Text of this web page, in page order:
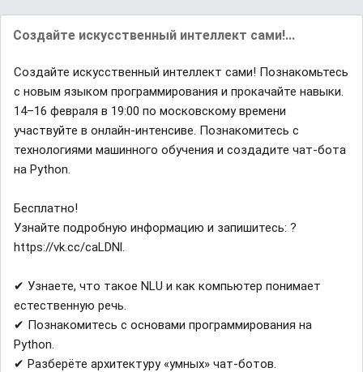
Создайте искусственный интеллект сами!...
Создайте искусственный интеллект сами! Познакомьтесь
с новым языком программирования и прокачайте навыки.
14–16 февраля в 19:00 по московскому времени
участвуйте в онлайн-интенсиве. Познакомитесь с
технологиями машинного обучения и создадите чат-бота
на Python.
Бесплатно!
Узнайте подробную информацию и запишитесь: ?
https://vk.cc/caLDNl.
✔ Узнаете, что такое NLU и как компьютер понимает
естественную речь.
✔ Познакомитесь с основами программирования на
Python.
✔ Разберёте архитектуру «умных» чат-ботов.